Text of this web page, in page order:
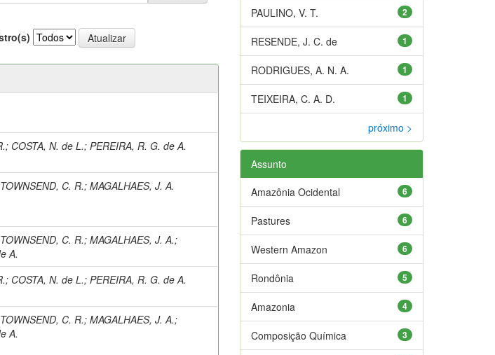
; COSTA, N. de L.;PEREIRA, R. G. de A.
TOWNSEND, C. R.;MAGALHAES, J. A.
TOWNSEND, C. R.;MAGALHAES, J. A.;
A.
; COSTA, N. de L.;PEREIRA, R. G. de A.
TOWNSEND, C. R.;MAGALHAES, J. A.;
A.
2
PAULINO, V. T.
1
RESENDE, J. C. de
1
RODRIGUES, A. N. A.
1
TEIXEIRA, C. A. D.
próximo >
Assunto
6
Amazônia Ocidental
6
Pastures
6
Western Amazon
5
Rondônia
4
Amazonia
3
Composição Química